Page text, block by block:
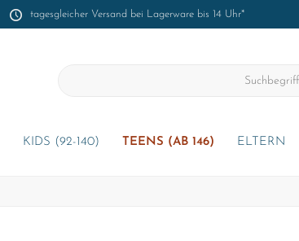
tagesgleicher Versand bei Lagerware bis 14 Uhr*
KIDS (92-140) TEENS (AB 146) ELTERN